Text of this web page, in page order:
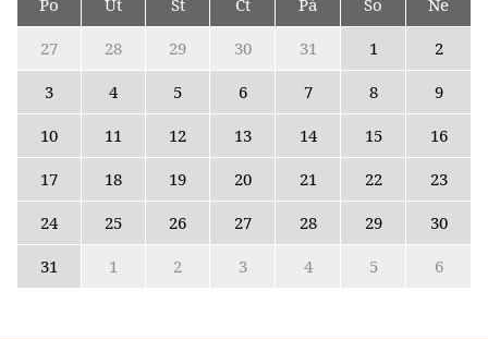
27
28 29 30 31 1
2
3
4 5 6 7 8
9
10
11 12 13 14 15
16
17
18 19 20 21 22
23
24
25 26 27 28 29
30
31
1 2 3 4 5 6